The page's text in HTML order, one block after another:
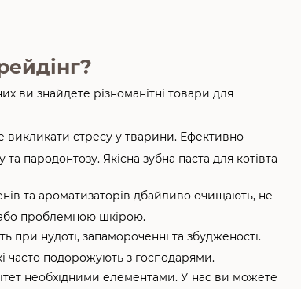
ви знайдете різноманітні товари для
викликати стресу у тварини. Ефективно
пародонтозу. Якісна зубна паста для котівта
та ароматизаторів дбайливо очищають, не
або проблемною шкірою.
нудоті, запамороченні та збудженості.
часто подорожують з господарями.
необхідними елементами. У нас ви можете